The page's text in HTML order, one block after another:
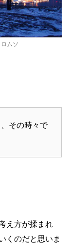
ムソ
その時々で
え方が揉まれ
くのだと思いま